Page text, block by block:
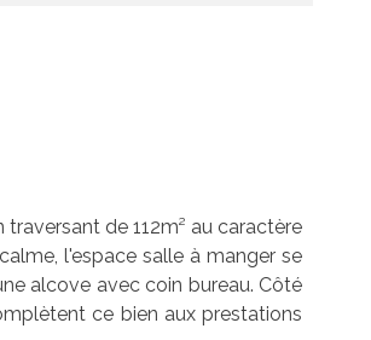
de 112m² au caractère
l'espace salle à manger se
alcove avec coin bureau. Côté
ce bien aux prestations